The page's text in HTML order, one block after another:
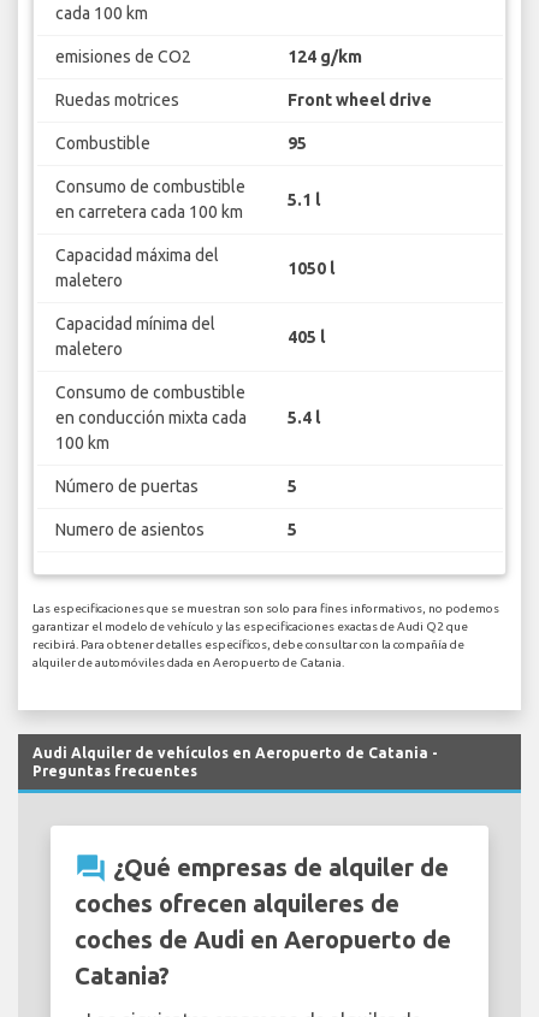
cada 100 km
emisiones de CO2 124 g/km
Ruedas motrices Front wheel drive
Combustible 95
Consumo de combustible
en carretera cada 100 km
5.1 l
Capacidad máxima del
maletero
1050 l
Capacidad mínima del
maletero
405 l
Consumo de combustible
en conducción mixta cada
100 km
5.4 l
Número de puertas 5
Numero de asientos 5
Las especificaciones que se muestran son solo para fines informativos, no podemos
garantizar el modelo de vehículo y las especificaciones exactas de Audi Q2 que
recibirá. Para obtener detalles específicos, debe consultar con la compañía de
alquiler de automóviles dada en Aeropuerto de Catania.
Audi Alquiler de vehículos en Aeropuerto de Catania -
Preguntas frecuentes
question_answer ¿Qué empresas de alquiler de
coches ofrecen alquileres de
coches de Audi en Aeropuerto de
Catania?